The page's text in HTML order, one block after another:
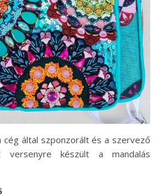
cég által szponzorált és a szervező
versenyre készült a mandalás